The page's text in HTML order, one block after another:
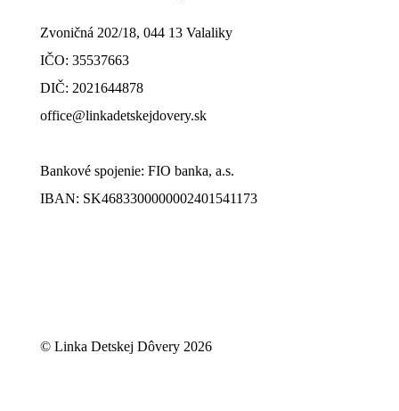
Zvoničná 202/18, 044 13 Valaliky
IČO: 35537663
DIČ: 2021644878
office@linkadetskejdovery.sk
Bankové spojenie: FIO banka, a.s.
IBAN: SK46833000000­02401541173
© Linka Detskej Dôvery 2026